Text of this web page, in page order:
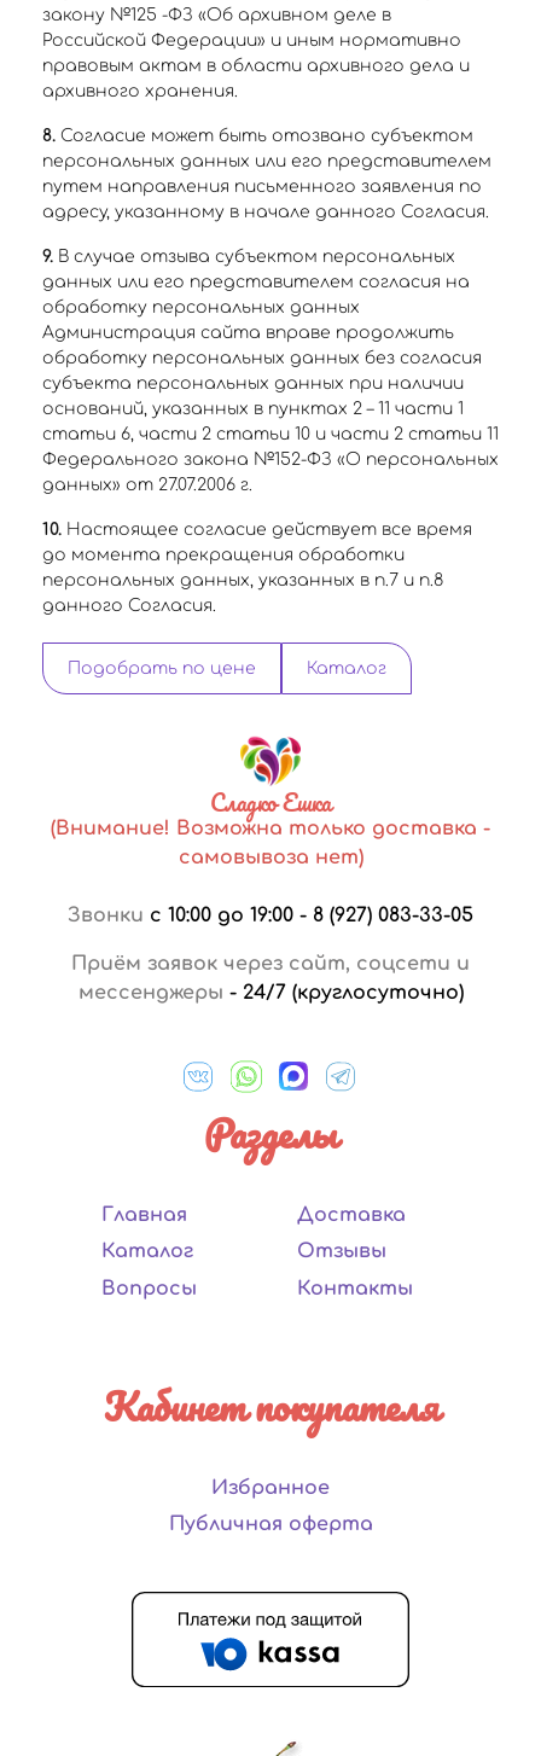
закону №125 -ФЗ «Об архивном деле в
Российской Федерации» и иным нормативно
правовым актам в области архивного дела и
архивного хранения.
8. Согласие может быть отозвано субъектом
персональных данных или его представителем
путем направления письменного заявления по
адресу, указанному в начале данного Согласия.
9. В случае отзыва субъектом персональных
данных или его представителем согласия на
обработку персональных данных
Администрация сайта вправе продолжить
обработку персональных данных без согласия
субъекта персональных данных при наличии
оснований, указанных в пунктах 2 – 11 части 1
статьи 6, части 2 статьи 10 и части 2 статьи 11
Федерального закона №152-ФЗ «О персональных
данных» от 27.07.2006 г.
10. Настоящее согласие действует все время
до момента прекращения обработки
персональных данных, указанных в п.7 и п.8
данного Согласия.
Подобрать по цене Каталог
Сладко Ешка
(Внимание! Возможна только доставка -
самовывоза нет)
Звонки с 10:00 до 19:00 - 8 (927) 083-33-05
Приём заявок через сайт, соцсети и
мессенджеры - 24/7 (круглосуточно)
Разделы
Главная
Каталог
Вопросы
Доставка
Отзывы
Контакты
Кабинет покупателя
Избранное
Публичная оферта